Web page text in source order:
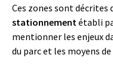
Ces zones sont décrites
stationnement établi
mentionner les enjeux
du parc et les moyens